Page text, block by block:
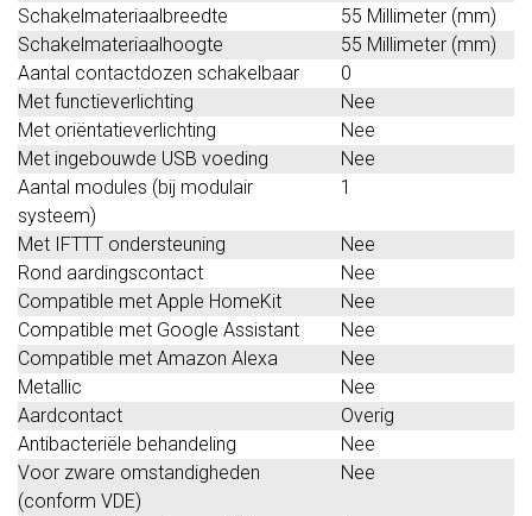
Schakelmateriaalbreedte
55 Millimeter (mm)
Schakelmateriaalhoogte
55 Millimeter (mm)
Aantal contactdozen schakelbaar
0
Met functieverlichting
Nee
Met oriëntatieverlichting
Nee
Met ingebouwde USB voeding
Nee
Aantal modules (bij modulair
systeem)
1
Met IFTTT ondersteuning
Nee
Rond aardingscontact
Nee
Compatible met Apple HomeKit
Nee
Compatible met Google Assistant
Nee
Compatible met Amazon Alexa
Nee
Metallic
Nee
Aardcontact
Overig
Antibacteriële behandeling
Nee
Voor zware omstandigheden
(conform VDE)
Nee